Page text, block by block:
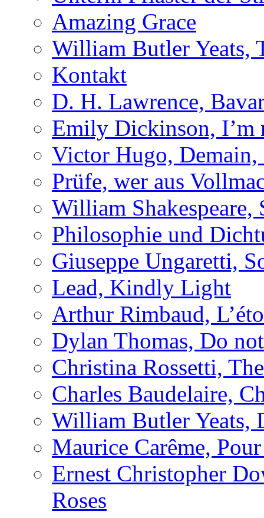
Amazing Grace
William Butler Yeats,
Kontakt
D. H. Lawrence,
Emily Dickinson, I’m
Victor Hugo, Demain,
Prüfe, wer aus
William Shakespeare,
Philosophie und
Giuseppe Ungaretti,
Lead, Kindly Light
Arthur Rimbaud,
Dylan Thomas, Do
Christina Rossetti,
Charles Baudelaire,
William Butler Yeats,
Maurice Carême,
Ernest Christopher
Roses